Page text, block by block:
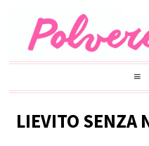
LIEVITO SENZA